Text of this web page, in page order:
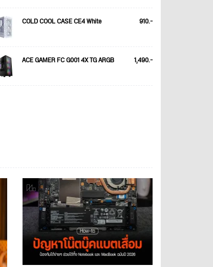
COLD COOL CASE CE4 White 910.-
ACE GAMER FC G001 4X TG ARGB 1,490.-